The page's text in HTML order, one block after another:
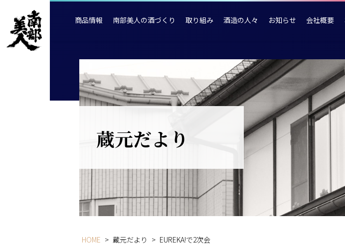
商品情報 南部美人の酒づくり 取り組み 酒造の人々 お知らせ 会社概要
蔵元だより
HOME > 蔵元だより > EUREKA!で2次会